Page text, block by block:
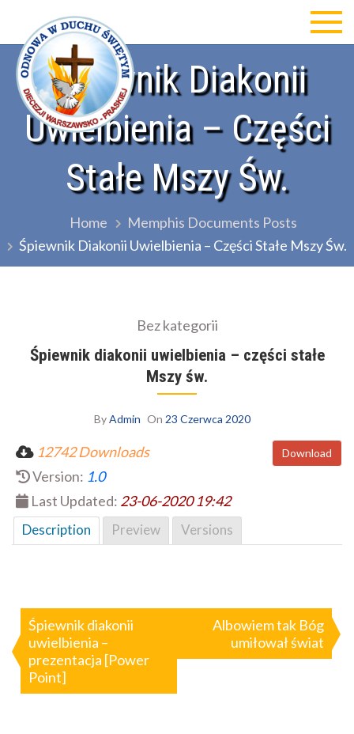
contentOdnowa w Duchu św Diecezji
Warszawsko-Praskiej
Śpiewnik Diakonii
Uwielbienia – Części
Stałe Mszy Św.
Home
Memphis Documents Posts
Śpiewnik Diakonii Uwielbienia – Części Stałe Mszy Św.
Bez kategorii
Śpiewnik diakonii uwielbienia – części stałe
Mszy św.
ByAdmin On 23 Czerwca 2020
Download
12742 Downloads
Version: 1.0
Last Updated: 23-06-2020 19:42
Description Preview Versions
wpisu
Śpiewnik diakonii
uwielbienia –
prezentacja [Power
Point]
Albowiem tak Bóg
umiłował świat